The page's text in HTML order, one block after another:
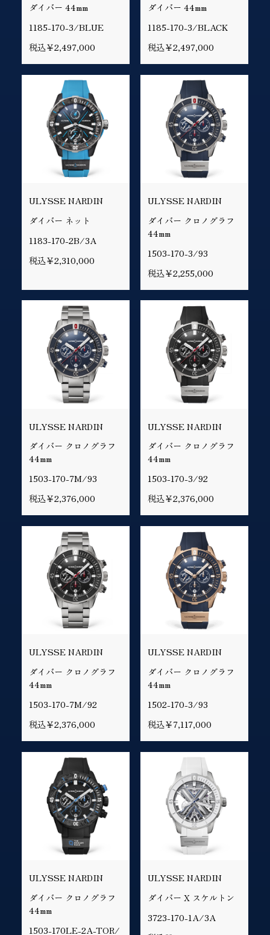
ダイバー 44mm
1185-170-3/BLUE
税込￥2,497,000
ダイバー 44mm
1185-170-3/BLACK
税込￥2,497,000
ULYSSE NARDIN
ダイバー ネット
1183-170-2B/3A
税込￥2,310,000
ULYSSE NARDIN
ダイバー クロノグラフ
44mm
1503-170-3/93
税込￥2,255,000
ULYSSE NARDIN
ダイバー クロノグラフ
44mm
1503-170-7M/93
税込￥2,376,000
ULYSSE NARDIN
ダイバー クロノグラフ
44mm
1503-170-3/92
税込￥2,376,000
ULYSSE NARDIN
ダイバー クロノグラフ
44mm
1503-170-7M/92
税込￥2,376,000
ULYSSE NARDIN
ダイバー クロノグラフ
44mm
1502-170-3/93
税込￥7,117,000
ULYSSE NARDIN
ダイバー クロノグラフ
44mm
1503-170LE-2A-TOR/
ULYSSE NARDIN
ダイバー X スケルトン
3723-170-1A/3A